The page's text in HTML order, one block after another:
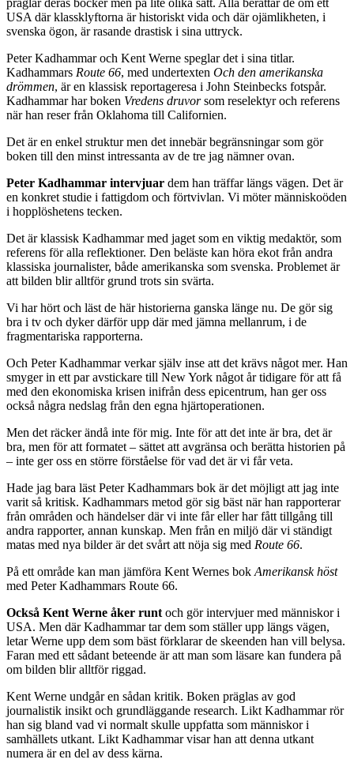
Det är inte de stora förlagen, Bonniers och Norstedts, som känt
sig kallade, det är i första hand de mindre förlagen Atlas, Leopard
Hösten 2012 ger de tre ut var sin titel som har förtvivlan som
gemensamt anslag. Författarnas förtvivlan över utvecklingen i USA
präglar deras böcker men på lite olika sätt. Alla berättar de om ett
USA där klassklyftorna är historiskt vida och där ojämlikheten, i
Peter Kadhammar och Kent Werne speglar det i sina titlar.
drömmen, är en klassisk reportageresa i John Steinbecks fotspår.
Kadhammar har bokenVredens druvorsom reselektyr och referens
när han reser från Oklahoma till Californien.
Det är en enkel struktur men det innebär begränsningar som gör
boken till den minst intressanta av de tre jag nämner ovan.
Peter Kadhammar intervjuar dem han träffar längs vägen. Det är
i hopplöshetens tecken.
Det är klassisk Kadhammar med jaget som en viktig medaktör, som
klassiska journalister, både amerikanska som svenska. Problemet är
att bilden blir alltför grund trots sin svärta.
Vi har hört och läst de här historierna ganska länge nu. De gör sig
fragmentariska rapporterna.
Och Peter Kadhammar verkar själv inse att det krävs något mer. Han
med den ekonomiska krisen inifrån dess epicentrum, han ger oss
också några nedslag från den egna hjärtoperationen.
Men det räcker ändå inte för mig. Inte för att det inte är bra, det är
bra, men för att formatet – sättet att avgränsa och berätta historien på
Hade jag bara läst Peter Kadhammars bok är det möjligt att jag inte
från områden och händelser där vi inte får eller har fått tillgång till
andra rapporter, annan kunskap. Men från en miljö där vi ständigt
matas med nya bilder är det svårt att nöja sig medRoute 66.
På ett område kan man jämföra Kent Wernes bok
Också Kent Werne åker runtoch gör intervjuer med människor i
USA. Men där Kadhammar tar dem som ställer upp längs vägen,
letar Werne upp dem som bäst förklarar de skeenden han vill belysa.
Faran med ett sådant beteende är att man som läsare kan fundera på